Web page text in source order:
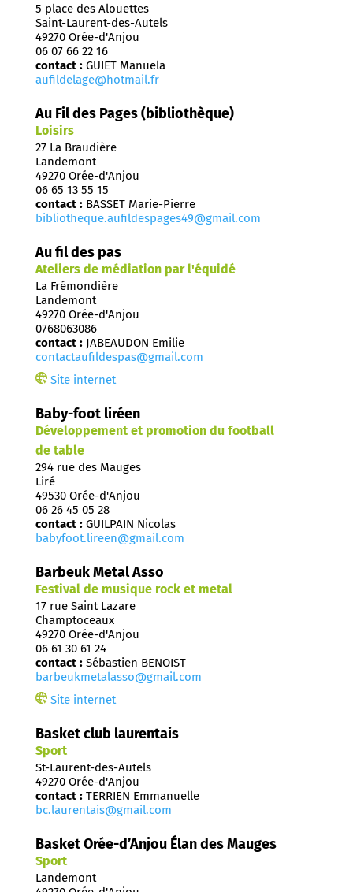
5 place des Alouettes
Saint-Laurent-des-Autels
49270 Orée-d'Anjou
06 07 66 22 16
contact : GUIET Manuela
aufildelage@hotmail.fr
Au Fil des Pages (bibliothèque)
Loisirs
27 La Braudière
Landemont
49270 Orée-d'Anjou
06 65 13 55 15
contact : BASSET Marie-Pierre
bibliotheque.aufildespages49@gmail.com
Au fil des pas
Ateliers de médiation par l'équidé
La Frémondière
Landemont
49270 Orée-d'Anjou
0768063086
contact : JABEAUDON Emilie
contactaufildespas@gmail.com
Site internet
Baby-foot liréen
Développement et promotion du football
de table
294 rue des Mauges
Liré
49530 Orée-d'Anjou
06 26 45 05 28
contact : GUILPAIN Nicolas
babyfoot.lireen@gmail.com
Barbeuk Metal Asso
Festival de musique rock et metal
17 rue Saint Lazare
Champtoceaux
49270 Orée-d'Anjou
06 61 30 61 24
contact : Sébastien BENOIST
barbeukmetalasso@gmail.com
Site internet
Basket club laurentais
Sport
St-Laurent-des-Autels
49270 Orée-d'Anjou
contact : TERRIEN Emmanuelle
bc.laurentais@gmail.com
Basket Orée-d’Anjou Élan des Mauges
Sport
Landemont